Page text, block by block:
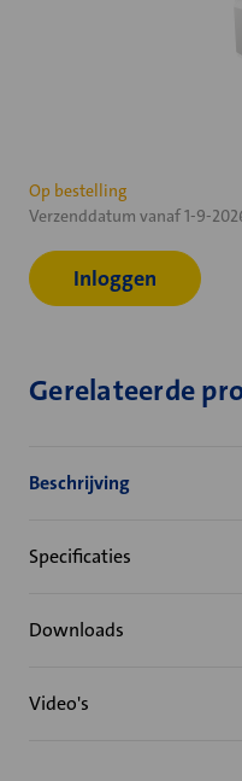
Huidige
voorraad:
Op bestelling
Verzenddatum vanaf 1-9-
Inloggen
Gerelateerde
Beschrijving
Specificaties
Downloads
Video's